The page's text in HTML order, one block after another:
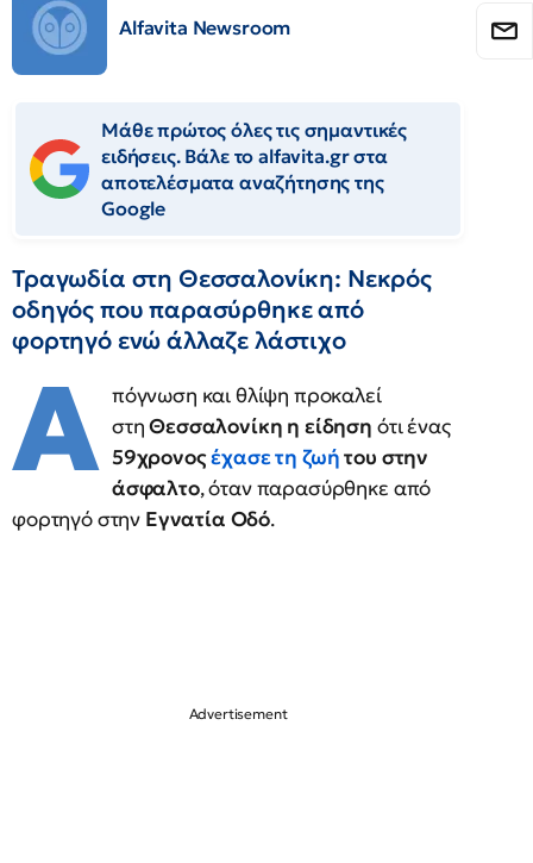
Alfavita Newsroom
Μάθε πρώτος όλες τις σημαντικές
ειδήσεις. Βάλε το alfavita.gr στα
αποτελέσματα αναζήτησης της
Google
Τραγωδία στη Θεσσαλονίκη: Νεκρός
οδηγός που παρασύρθηκε από
φορτηγό ενώ άλλαζε λάστιχo
Α πόγνωση και θλίψη προκαλεί
στηΘεσσαλονίκη η είδηση ότι ένας
59χρονοςέχασε τη ζωήτου στην
άσφαλτο, όταν παρασύρθηκε από
φορτηγό στην Εγνατία Οδό.